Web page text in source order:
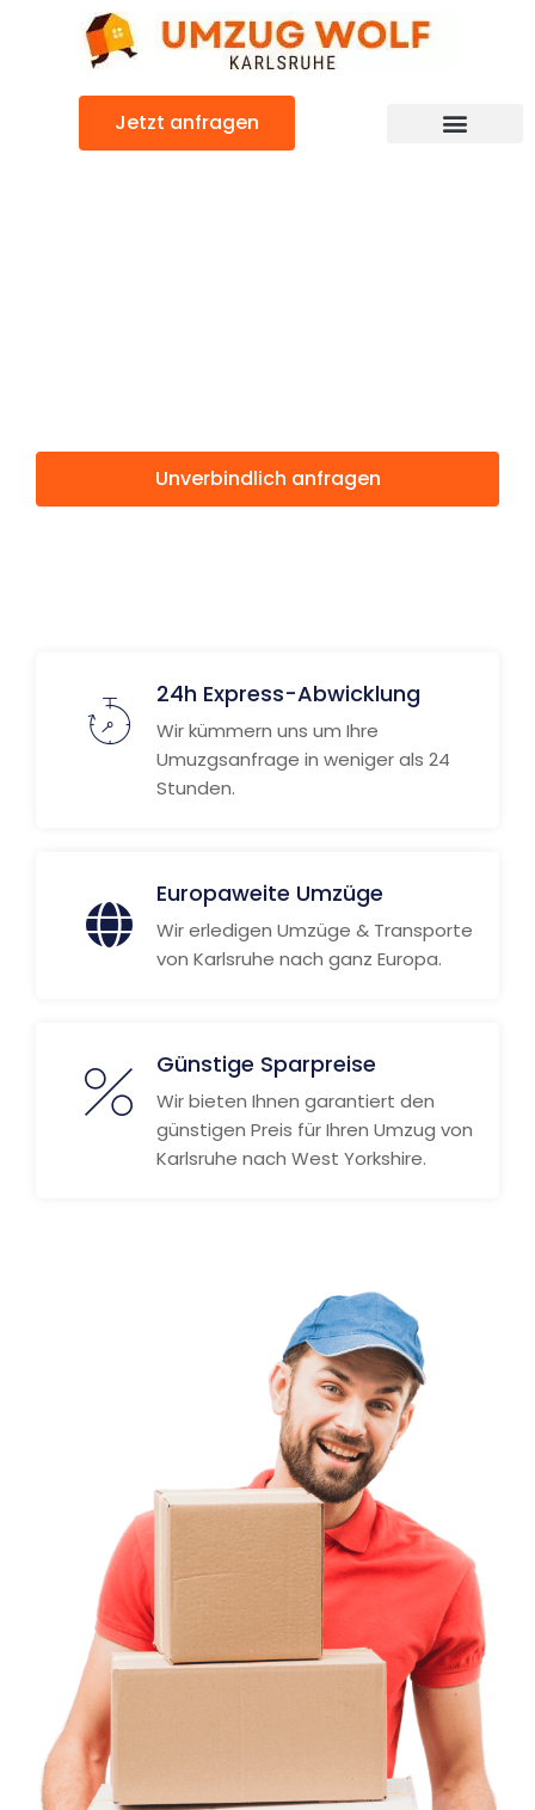
Jetzt anfragen
Unverbindlich anfragen
24h Express-Abwicklung
Wir kümmern uns um Ihre
Umuzgsanfrage in weniger als 24
Stunden.
Europaweite Umzüge
Wir erledigen Umzüge & Transporte
von Karlsruhe nach ganz Europa.
Günstige Sparpreise
Wir bieten Ihnen garantiert den
günstigen Preis für Ihren Umzug von
Karlsruhe nach West Yorkshire.